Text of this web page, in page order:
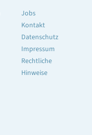
Jobs
Kontakt
Datenschutz
Impressum
Rechtliche
Hinweise